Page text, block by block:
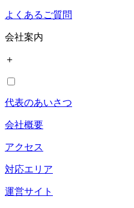
よくあるご質問
会社案内
＋
代表のあいさつ
会社概要
アクセス
対応エリア
運営サイト